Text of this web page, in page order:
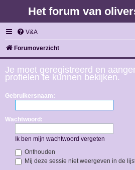
Het forum van
V&A
Forumoverzicht
Je moet geregistreerd en
profielen te kunnen bekijken.
Gebruikersnaam:
Wachtwoord:
Ik ben mijn wachtwoord vergeten
Onthouden
Mij deze sessie niet weergeven in de